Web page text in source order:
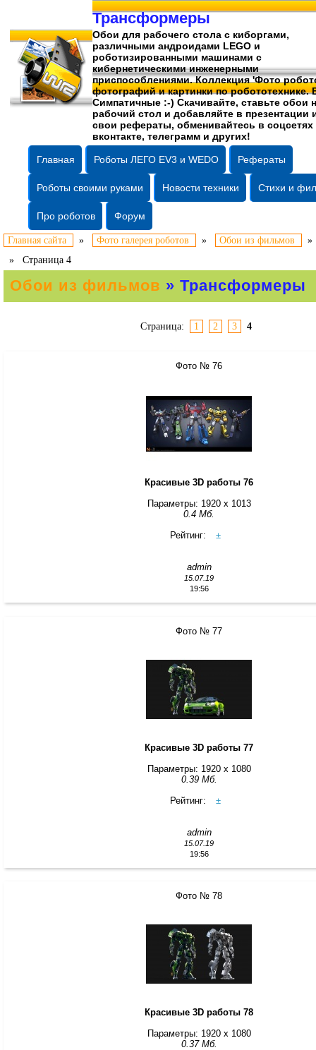
Трансформеры
Обои для рабочего стола c киборгами,
различными андроидами LEGO и
роботизированными машинами c
кибернетическими инженерными
приспособлениями. Коллекция 'Фото
фотографийи картинки по робототехнике.
Симпатичные :-) Скачивайте, ставьте обои
рабочий стол и добавляйте в презентации
свои рефераты, обменивайтесь в соцсетях
вконтакте, телеграмм и других!
Главная Роботы ЛЕГО EV3 и WEDO Рефераты
Роботы своими руками Новости техники Стихи и
Про роботов Форум
Главная сайта » Фото галерея роботов » Обои из фильмов
» Страница 4
Обои из фильмов » Трансформеры
Страница: 1 2 3 4
Фото № 76
Красивые 3D работы 76
Параметры: 1920 x 1013
0.4 Мб.
Рейтинг:
±
admin
15.07.19
19:56
Фото № 77
Красивые 3D работы 77
Параметры: 1920 x 1080
0.39 Мб.
Рейтинг:
±
admin
15.07.19
19:56
Фото № 78
Красивые 3D работы 78
Параметры: 1920 x 1080
0.37 Мб.